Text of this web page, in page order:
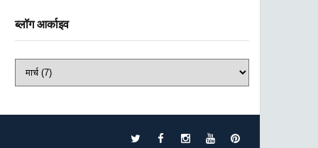
ब्लॉग आर्काइव